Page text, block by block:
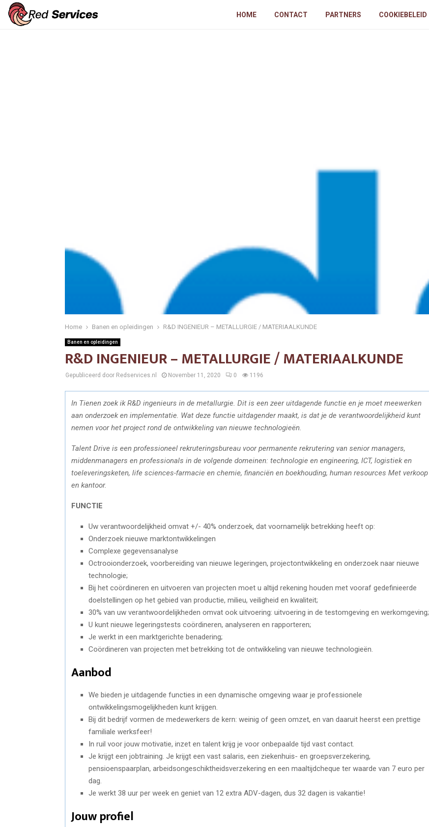
HOME CONTACT PARTNERS COOKIEBELEID
Home Banen en opleidingen R&D INGENIEUR – METALLURGIE / MATERIAALKUNDE
Banen en opleidingen
R&D INGENIEUR – METALLURGIE / MATERIAALKUNDE
Gepubliceerd door Redservices.nl November 11, 2020 0 1196
In Tienen zoek ik R&D ingenieurs in de metallurgie. Dit is een zeer uitdagende functie en je moet meewerken
aan onderzoek en implementatie. Wat deze functie uitdagender maakt, is dat je de verantwoordelijkheid kunt
nemen voor het project rond de ontwikkeling van nieuwe technologieën.
Talent Drive is een professioneel rekruteringsbureau voor permanente rekrutering van senior managers,
middenmanagers en professionals in de volgende domeinen: technologie en engineering, ICT, logistiek en
toeleveringsketen, life sciences-farmacie en chemie, financiën en boekhouding, human resources Met verkoop
en kantoor.
FUNCTIE
Uw verantwoordelijkheid omvat +/- 40% onderzoek, dat voornamelijk betrekking heeft op:
Onderzoek nieuwe marktontwikkelingen
Complexe gegevensanalyse
Octrooionderzoek, voorbereiding van nieuwe legeringen, projectontwikkeling en onderzoek naar nieuwe
technologie;
Bij het coördineren en uitvoeren van projecten moet u altijd rekening houden met vooraf gedefinieerde
doelstellingen op het gebied van productie, milieu, veiligheid en kwaliteit;
30% van uw verantwoordelijkheden omvat ook uitvoering: uitvoering in de testomgeving en werkomgeving;
U kunt nieuwe legeringstests coördineren, analyseren en rapporteren;
Je werkt in een marktgerichte benadering;
Coördineren van projecten met betrekking tot de ontwikkeling van nieuwe technologieën.
Aanbod
We bieden je uitdagende functies in een dynamische omgeving waar je professionele
ontwikkelingsmogelijkheden kunt krijgen.
Bij dit bedrijf vormen de medewerkers de kern: weinig of geen omzet, en van daaruit heerst een prettige
familiale werksfeer!
In ruil voor jouw motivatie, inzet en talent krijg je voor onbepaalde tijd vast contact.
Je krijgt een jobtraining. Je krijgt een vast salaris, een ziekenhuis- en groepsverzekering,
pensioenspaarplan, arbeidsongeschiktheidsverzekering en een maaltijdcheque ter waarde van 7 euro per
dag.
Je werkt 38 ​​uur per week en geniet van 12 extra ADV-dagen, dus 32 dagen is vakantie!
Jouw profiel